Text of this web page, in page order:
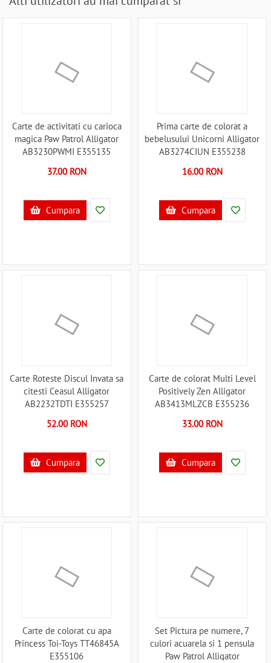
Carte de activitati cu carioca
magica Paw Patrol Alligator
AB3230PWMI E355135
37.00 RON
Cumpara
Prima carte de colorat a
bebelusului Unicorni Alligator
AB3274CIUN E355238
16.00 RON
Cumpara
Carte Roteste Discul Invata sa
citesti Ceasul Alligator
AB2232TDTI E355257
52.00 RON
Cumpara
Carte de colorat Multi Level
Positively Zen Alligator
AB3413MLZCB E355236
33.00 RON
Cumpara
Carte de colorat cu apa
Princess Toi-Toys TT46845A
E355106
Set Pictura pe numere, 7
culori acuarela si 1 pensula
Paw Patrol Alligator